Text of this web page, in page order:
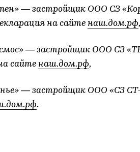
— застройщик ООО СЗ
на сайте наш.дом.рф,
— застройщик ООО СЗ
сайте наш.дом.рф,
— застройщик ООО «СЗ
.